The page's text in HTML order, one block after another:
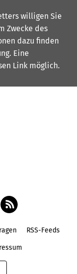
willigen Sie
Zwecke des
dazu finden
. Eine
Link möglich.
RSS-Feeds